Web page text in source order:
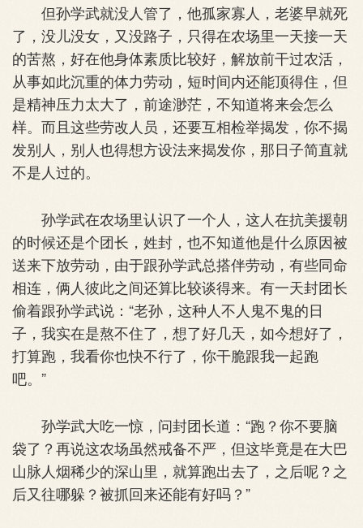
但孙学武就没人管了，他孤家寡人，老婆早就死
了，没儿没女，又没路子，只得在农场里一天接一天
的苦熬，好在他身体素质比较好，解放前干过农活，
从事如此沉重的体力劳动，短时间内还能顶得住，但
是精神压力太大了，前途渺茫，不知道将来会怎么
样。而且这些劳改人员，还要互相检举揭发，你不揭
发别人，别人也得想方设法来揭发你，那日子简直就
不是人过的。
孙学武在农场里认识了一个人，这人在抗美援朝
的时候还是个团长，姓封，也不知道他是什么原因被
送来下放劳动，由于跟孙学武总搭伴劳动，有些同命
相连，俩人彼此之间还算比较谈得来。有一天封团长
偷着跟孙学武说：“老孙，这种人不人鬼不鬼的日
子，我实在是熬不住了，想了好几天，如今想好了，
打算跑，我看你也快不行了，你干脆跟我一起跑
吧。”
孙学武大吃一惊，问封团长道：“跑？你不要脑
袋了？再说这农场虽然戒备不严，但这毕竟是在大巴
山脉人烟稀少的深山里，就算跑出去了，之后呢？之
后又往哪躲？被抓回来还能有好吗？”